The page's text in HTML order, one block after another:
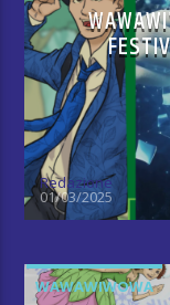
Redazione
01/03/2025
WAWAWIWOWA